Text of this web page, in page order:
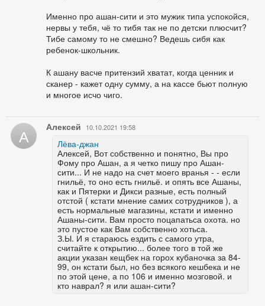
Именно про ашан-сити и это мужик типа успокойся,
нервы у тебя, чё то тибя так не по детски плюсчит?
Тибе самому то не смешно? Ведешь сибя как
ребенок-школьник.
К ашану васче притензий хватат, когда ценник и
сканер - кажет одну сумму, а на кассе бьют полную
и многое исчо чиго.
А Алексей 10.10.2021 19:58
Лёва-джан
Алексей, Вот собственно и понятно, Вы про
Фому про Ашан, а я четко пишу про Ашан-
сити... И не надо на счет моего вранья - - если
гнильё, то оно есть гнильё. и опять все Ашаны,
как и Пятерки и Дикси разные, есть полный
отстой ( кстати мнение самих сотрудников ), а
есть нормальные магазины, кстати и именно
Ашаны-сити. Вам просто поцапатьса охота. но
это пустое как Вам собственно хотьса.
З.Ы. И я стараюсь ездить с самого утра,
считайте к открытию... более того в той же
акции указан кещбек на горох кубаночка за 84-
99, он кстати был, но без всякого кешбека и не
по этой цене, а по 106 и именно мозговой. и
кто наврал? я или ашан-сити?